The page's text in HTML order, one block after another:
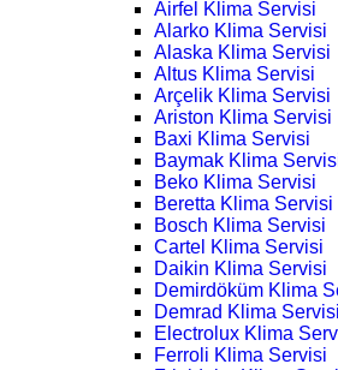
Airfel Klima Servisi
Alarko Klima Servisi
Alaska Klima Servisi
Altus Klima Servisi
Arçelik Klima Servisi
Ariston Klima Servisi
Baxi Klima Servisi
Baymak Klima
Beko Klima Servisi
Beretta Klima Servisi
Bosch Klima Servisi
Cartel Klima Servisi
Daikin Klima Servisi
Demirdöküm Klima
Demrad Klima Servisi
Electrolux Klima
Ferroli Klima Servisi